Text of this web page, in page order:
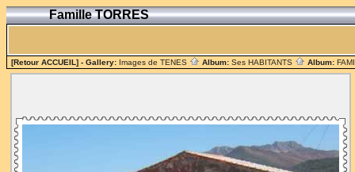
Famille TORRES
[Retour ACCUEIL] - Gallery: Images de TENES Album: Ses HABITANTS Album: